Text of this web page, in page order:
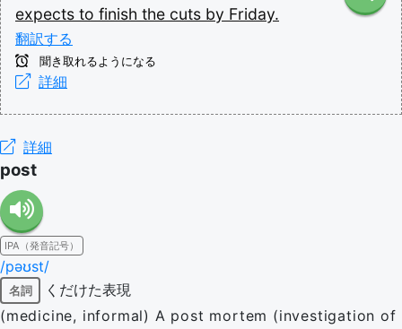
expects to finish the cuts by Friday.
翻訳する
聞き取れるようになる
詳細
詳細
post
IPA（発音記号）
/pəʊst/
名詞
くだけた表現
(medicine, informal) A post mortem (investigation of